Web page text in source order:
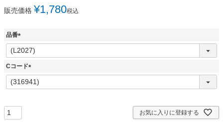
販売価格 ¥1,780税込
品番
(
必
須
Cコード
(
必
お気に入りに登録する